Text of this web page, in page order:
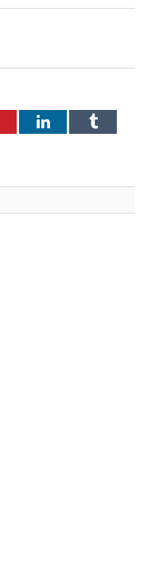
LinkedInTumblr